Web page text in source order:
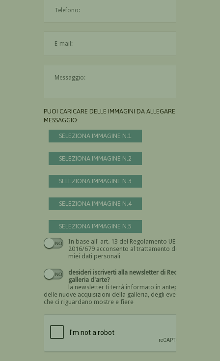
PUOI CARICARE DELLE IMMAGINI DA ALLEGARE AL
MESSAGGIO:
SELEZIONA IMMAGINE N.1
SELEZIONA IMMAGINE N.2
SELEZIONA IMMAGINE N.3
SELEZIONA IMMAGINE N.4
SELEZIONA IMMAGINE N.5
In base all' art. 13 del Regolamento UE n.
2016/679 acconsento al trattamento dei
miei dati personali
Devi dare il consenso
desideri iscriverti alla newsletter di Recta
galleria d'arte?
la newsletter ti terrà informato in anteprima
delle nuove acquisizioni della galleria, degli eventi
che ci riguardano mostre e fiere